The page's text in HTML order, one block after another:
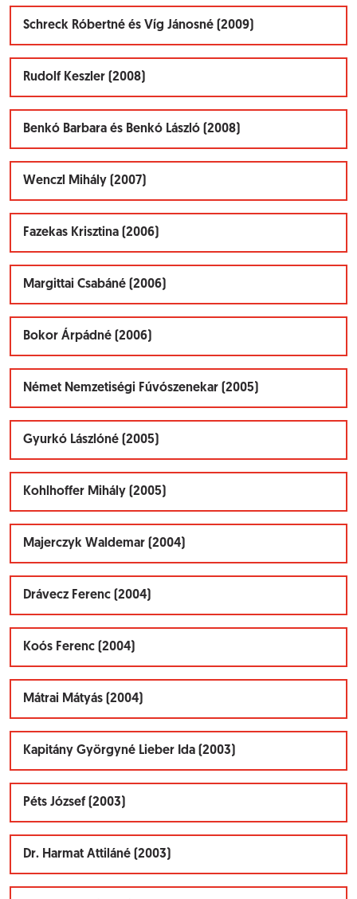
Schreck Róbertné és Víg Jánosné (2009)
Rudolf Keszler (2008)
Benkó Barbara és Benkó László (2008)
Wenczl Mihály (2007)
Fazekas Krisztina (2006)
Margittai Csabáné (2006)
Bokor Árpádné (2006)
Német Nemzetiségi Fúvószenekar (2005)
Gyurkó Lászlóné (2005)
Kohlhoffer Mihály (2005)
Majerczyk Waldemar (2004)
Drávecz Ferenc (2004)
Koós Ferenc (2004)
Mátrai Mátyás (2004)
Kapitány Györgyné Lieber Ida (2003)
Péts József (2003)
Dr. Harmat Attiláné (2003)